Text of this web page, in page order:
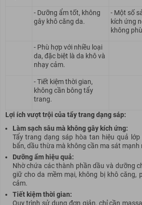
- Dưỡng ẩm tốt, không
gây khô căng da.
- Một số
kích ứng
không
- Phù hợp với nhiều loại
da, đặc biệt là da khô và
nhạy cảm.
- Tiết kiệm thời gian,
không cần bông tẩy
trang.
Lợi ích vượt trội của tẩy trang dạng sáp:
Làm sạch sâu mà không gây kích ứng:
Tẩy trang dạng sáp hòa tan hiệu quả lớp
bẩn, dầu thừa mà không cần ma sát
Dưỡng ẩm hiệu quả:
Nhờ chứa các thành phần dầu và dưỡng
giữ cho da mềm mại, không bị khô căng,
cảm.
Tiết kiệm thời gian:
Quy trình sử dụng đơn giản, chỉ cần